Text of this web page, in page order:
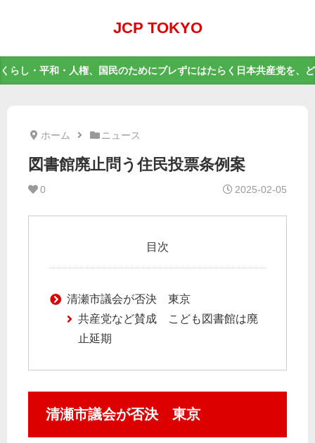
JCP TOKYO
くらし・平和・人権、国民のためにブレずにはたらく日本共産党を、
ホーム ニュース
図書館廃止問う住民投票条例案
0 2025-02-05
目次
清瀬市議会が否決 東京
共産党など賛成 こども図書館は廃
止延期
清瀬市議会が否決 東京